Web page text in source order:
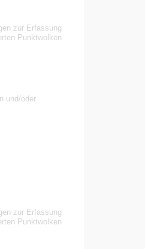
zur Erfassung
Punktwolken
und/oder
zur Erfassung
Punktwolken